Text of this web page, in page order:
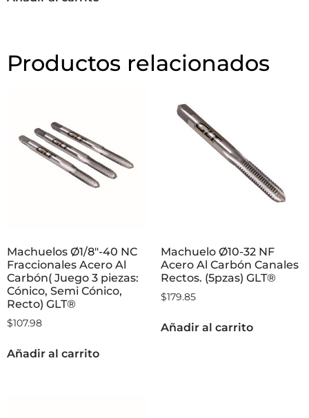
Productos relacionados
Machuelos Ø1/8″-40 NC
Fraccionales Acero Al
Carbón( Juego 3 piezas:
Cónico, Semi Cónico,
Recto) GLT®
$107.98
Añadir al carrito
Machuelo Ø10-32 NF
Acero Al Carbón Canales
Rectos. (5pzas) GLT®
$179.85
Añadir al carrito